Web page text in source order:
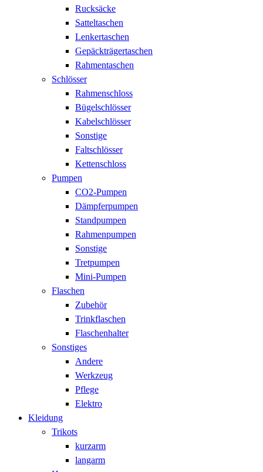
Rucksäcke
Satteltaschen
Lenkertaschen
Gepäckträgertaschen
Rahmentaschen
Schlösser
Rahmenschloss
Bügelschlösser
Kabelschlösser
Sonstige
Faltschlösser
Kettenschloss
Pumpen
CO2-Pumpen
Dämpferpumpen
Standpumpen
Rahmenpumpen
Sonstige
Tretpumpen
Mini-Pumpen
Flaschen
Zubehör
Trinkflaschen
Flaschenhalter
Sonstiges
Andere
Werkzeug
Pflege
Elektro
Kleidung
Trikots
kurzarm
langarm